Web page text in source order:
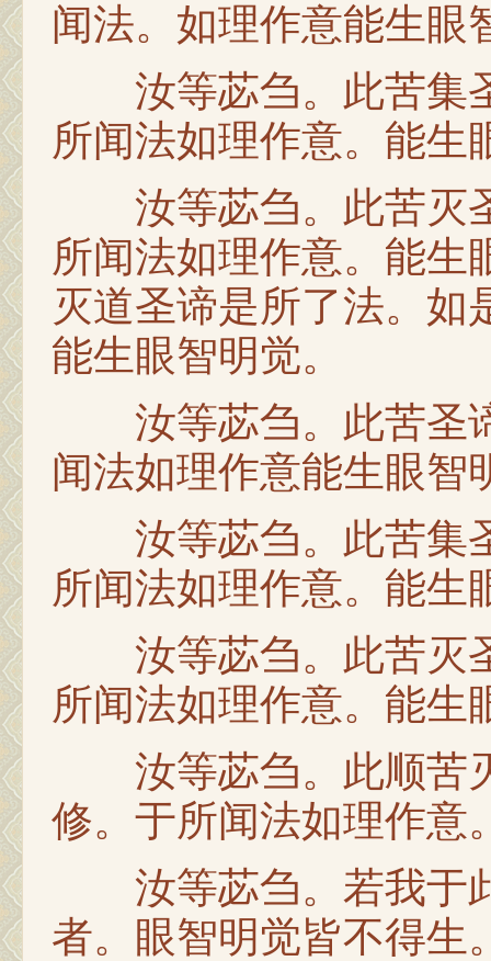
闻法。如理作意能生眼
汝等苾刍。此苦集
所闻法如理作意。能生
汝等苾刍。此苦灭
所闻法如理作意。能生
灭道圣谛是所了法。如
能生眼智明觉。
汝等苾刍。此苦圣
闻法如理作意能生眼智
汝等苾刍。此苦集
所闻法如理作意。能生
汝等苾刍。此苦灭
所闻法如理作意。能生
汝等苾刍。此顺苦
修。于所闻法如理作意
汝等苾刍。若我于
者。眼智明觉皆不得生